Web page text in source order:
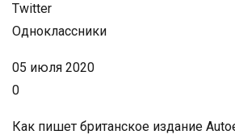
Twitter
Одноклассники
05 июля 2020
0
Как пишет британское издание